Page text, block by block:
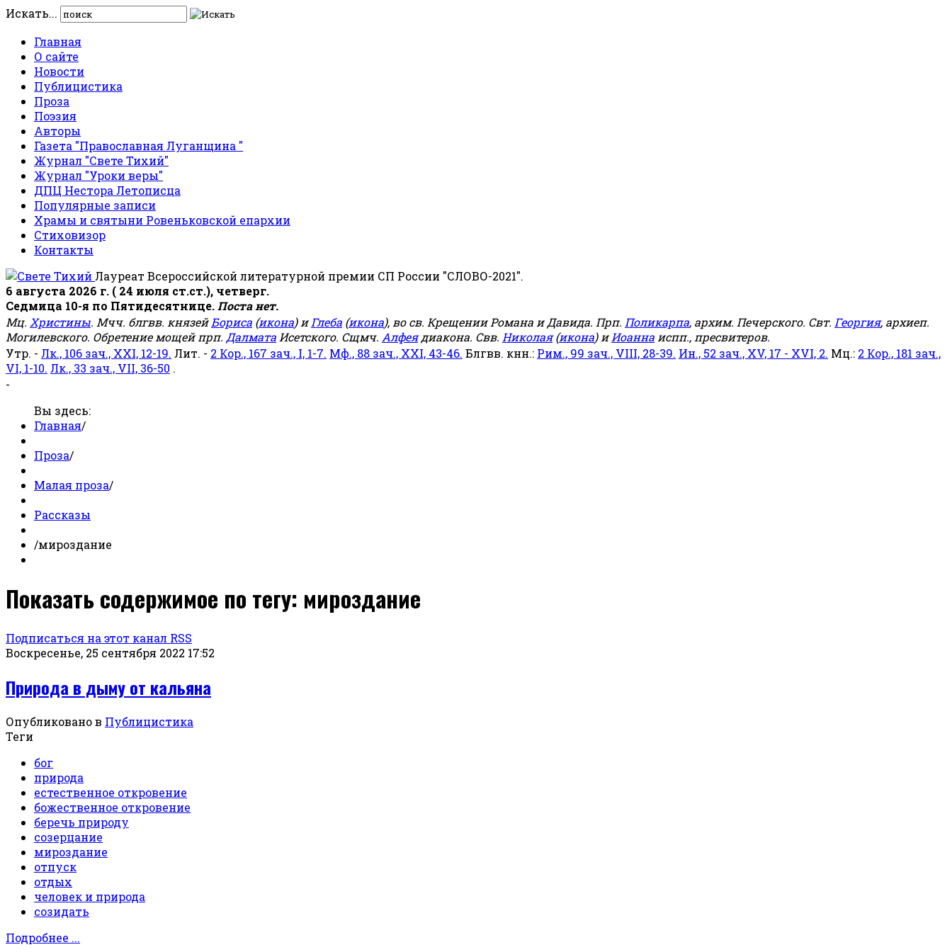
Искать...
Главная
О сайте
Новости
Публицистика
Проза
Поэзия
Авторы
Газета "Православная Луганщина "
Журнал "Свете Тихий"
Журнал "Уроки веры"
ДПЦ Нестора Летописца
Популярные записи
Храмы и святыни Ровеньковской епархии
Стиховизор
Контакты
Лауреат Всероссийской литературной премии СП России "СЛОВО-2021".
6 августа 2026 г. ( 24 июля ст.ст.), четверг.
Седмица 10-я по Пятидесятнице. Поста нет.
Мц. Христины. Мчч. блгвв. князейБориса (икона) иГлеба (икона), во св. Крещении Романа и Давида. Прп. Поликарпа, архим. Печерского. Свт. Георгия, архиеп.
Могилевского. Обретение мощей прп. Далмата Исетского. Сщмч. Алфеядиакона. Свв. Николая(икона) иИоанна испп., пресвитеров.
Утр. - Лк., 106 зач., XXI, 12-19. Лит. - 2 Кор., 167 зач., I, 1-7. Мф., 88 зач., XXI, 43-46. Блгвв. кнн.: Рим., 99 зач., VIII, 28-39. Ин., 52 зач., XV, 17 - XVI, 2. Мц.: 2 Кор., 181 зач.,
VI, 1-10. Лк., 33 зач., VII, 36-50 .
-
Вы здесь:
Главная/
Проза/
Малая проза/
Рассказы
/мироздание
Показать содержимое по тегу: мироздание
Подписаться на этот канал RSS
Воскресенье, 25 сентября 2022 17:52
Природа в дыму от кальяна
Опубликовано в Публицистика
Теги
бог
природа
естественное откровение
божественное откровение
беречь природу
созерцание
мироздание
отпуск
отдых
человек и природа
созидать
Подробнее ...